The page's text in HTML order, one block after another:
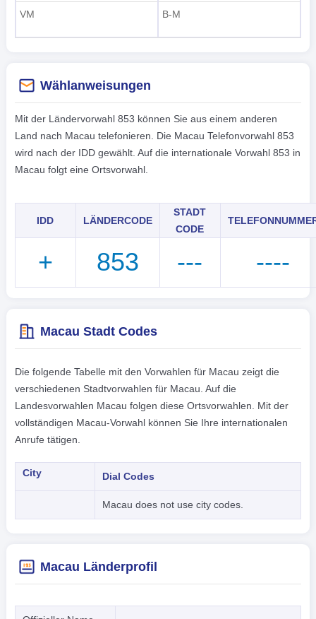
VM
B-M
Wählanweisungen
Mit der Ländervorwahl 853 können Sie aus einem anderen
Land nach Macau telefonieren. Die Macau Telefonvorwahl 853
wird nach der IDD gewählt. Auf die internationale Vorwahl 853 in
Macau folgt eine Ortsvorwahl.
IDD LÄNDERCODE
STADT
CODE
+ 853 --- ----
Macau Stadt Codes
Die folgende Tabelle mit den Vorwahlen für Macau zeigt die
verschiedenen Stadtvorwahlen für Macau. Auf die
Landesvorwahlen Macau folgen diese Ortsvorwahlen. Mit der
vollständigen Macau-Vorwahl können Sie Ihre internationalen
Anrufe tätigen.
City Dial Codes
Macau does not use city codes.
Macau Länderprofil